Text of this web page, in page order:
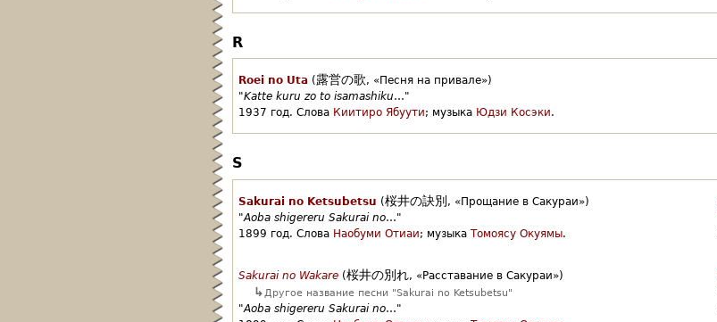
R
Roei no Uta ( 露営の歌, «Песня на привале»)
"Katte kuru zo to isamashiku…"
1937 год. Слова Киитиро Ябуути; музыка Юдзи Косэки.
S
Sakurai no Ketsubetsu (桜井の訣別 , «Прощание в Сакураи»)
"Aoba shigereru Sakurai no…"
1899 год. Слова Наобуми Отиаи; музыка Томоясу Окуямы.
Sakurai no Wakare (桜井の別れ, «Расставание в Сакураи»)
↳Другое название песни "Sakurai no Ketsubetsu"
"Aoba shigereru Sakurai no…"